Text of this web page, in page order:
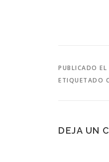
PUBLICADO EL
ETIQUETADO
DEJA UN